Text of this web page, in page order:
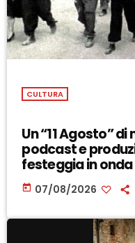
CULTURA
Un “11 Agosto”
podcast e
festeggia in onda
today 07/08/2026